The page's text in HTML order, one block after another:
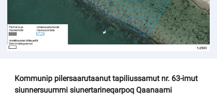
Kommunip pilersaarutaanut tapiliussamut nr. 63-imut
siunnersuummi siunertarineqarpoq Qaanaami